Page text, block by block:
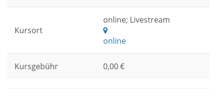
Kursort
online; Livestream
online
Kursgebühr 0,00 €